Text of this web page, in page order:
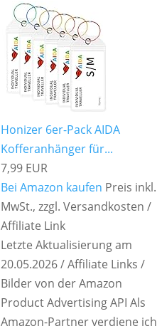
Honizer 6er-Pack AIDA
Kofferanhänger für...
7,99 EUR
Bei Amazon kaufen Preis inkl.
MwSt., zzgl. Versandkosten /
Affiliate Link
Letzte Aktualisierung am
20.05.2026 / Affiliate Links /
Bilder von der Amazon
Product Advertising API Als
Amazon-Partner verdiene ich